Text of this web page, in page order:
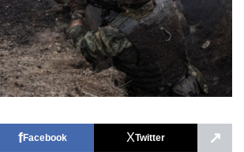
Facebook Twitter ↗